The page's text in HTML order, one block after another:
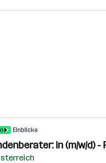
Einblicke
in (m/w/d) -